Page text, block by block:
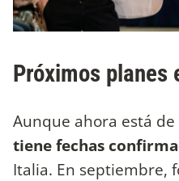
Próximos planes
Aunque ahora está de
tiene fechas
Italia. En septiembre,